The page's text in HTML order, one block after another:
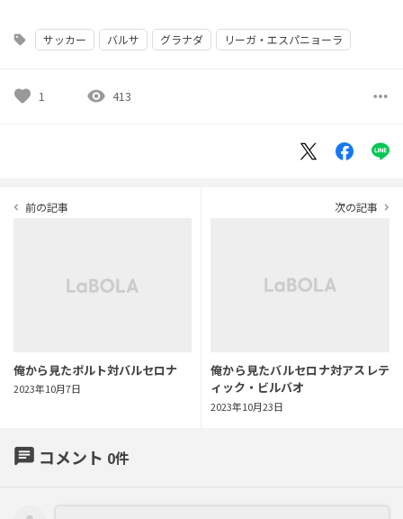
sell サッカー バルサ グラナダ リーガ・エスパニョーラ
favorite 1 visibility 413 more_horiz
navigate_before 前の記事
俺から見たポルト対バルセロナ
2023年10月7日
次の記事 navigate_next
俺から見たバルセロナ対アスレテ
ィック・ビルバオ
2023年10月23日
chat コメント 0件